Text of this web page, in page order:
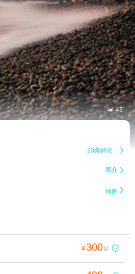
 43
23条评论 
简介 
地图 
¥300起 